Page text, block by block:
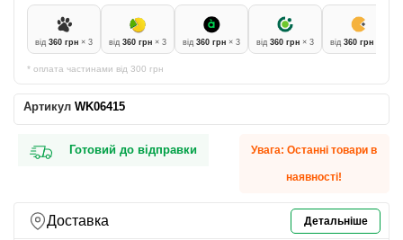
від 360 грн × 3 від 360 грн × 3 від 360 грн × 3 від 360 грн × 3 від 360 грн
* оплата частинами від 300 грн
Артикул WK06415
Готовий до відправки Увага: Останні товари в
наявності!
Доставка Детальніше